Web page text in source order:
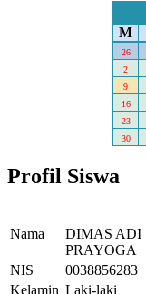
M
26
2
9
16
23
30
Profil Siswa
Nama
DIMAS ADI
PRAYOGA
NIS
0038856283
Kelamin Laki-laki